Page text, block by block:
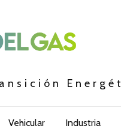
Vehicular Industria